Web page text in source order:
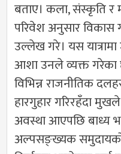
बताए। कला, संस्कृति र
परिवेश अनुसार विकास
उल्लेख गरे। यस
आशा उनले व्यक्त गरेका
विभिन्न राजनीतिक
हारगुहार गरिरहँदा
अवस्था आएपछि बाध्य
अल्पसङ्ख्यक